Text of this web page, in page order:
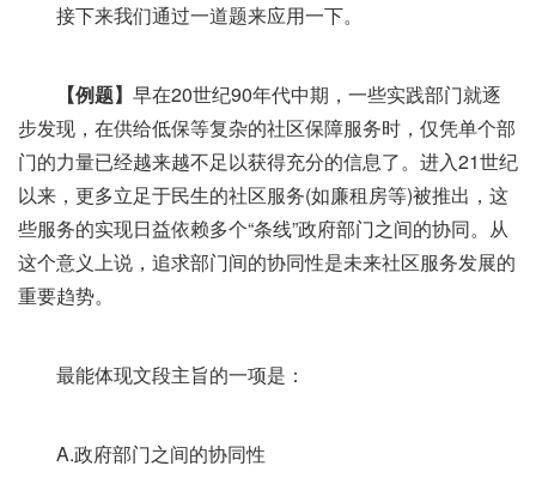
接下来我们通过一道题来应用一下。
【例题】 早在20世纪90年代中期，一些实践部门就逐
步发现，在供给低保等复杂的社区保障服务时，仅凭单个部
门的力量已经越来越不足以获得充分的信息了。进入21世纪
以来，更多立足于民生的社区服务(如廉租房等)被推出，这
些服务的实现日益依赖多个“条线”政府部门之间的协同。从
这个意义上说，追求部门间的协同性是未来社区服务发展的
重要趋势。
最能体现文段主旨的一项是：
A.政府部门之间的协同性